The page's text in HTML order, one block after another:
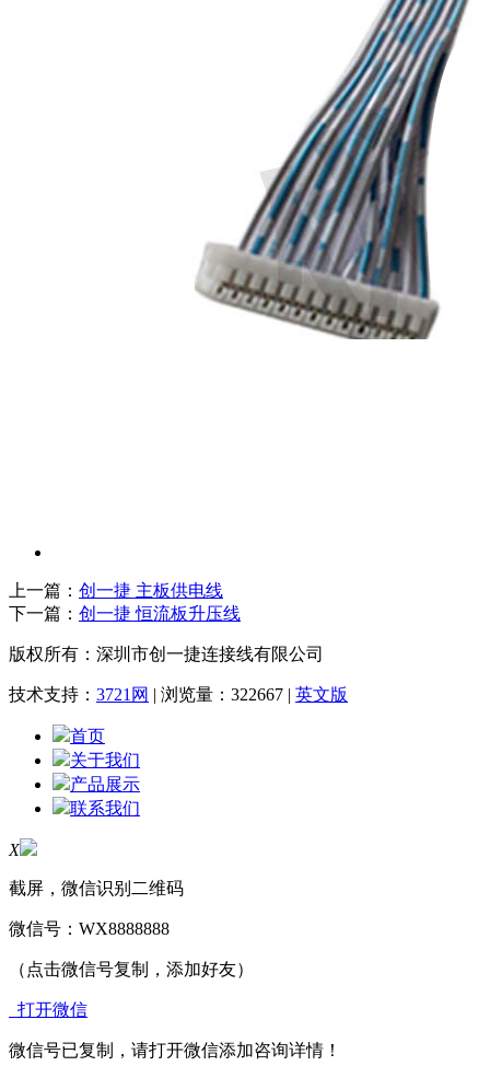
上一篇： 创一捷 主板供电线
下一篇： 创一捷 恒流板升压线
版权所有：深圳市创一捷连接线有限公司
技术支持： 3721网 | 浏览量：322667 | 英文版
首页
关于我们
产品展示
联系我们
X
截屏，微信识别二维码
微信号： WX8888888
（点击微信号复制，添加好友）
打开微信
微信号已复制，请打开微信添加咨询详情！